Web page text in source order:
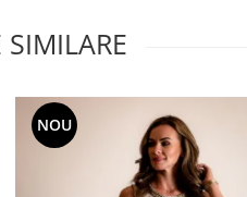
SIMILARE
NOU